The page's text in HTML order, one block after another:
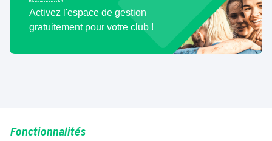
Bénévole de ce club ?
Activez l'espace de gestion
gratuitement pour votre club !
Fonctionnalités